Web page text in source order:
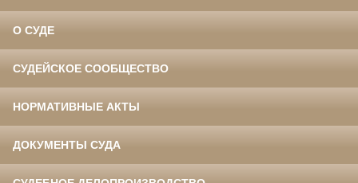
О СУДЕ
СУДЕЙСКОЕ СООБЩЕСТВО
НОРМАТИВНЫЕ АКТЫ
ДОКУМЕНТЫ СУДА